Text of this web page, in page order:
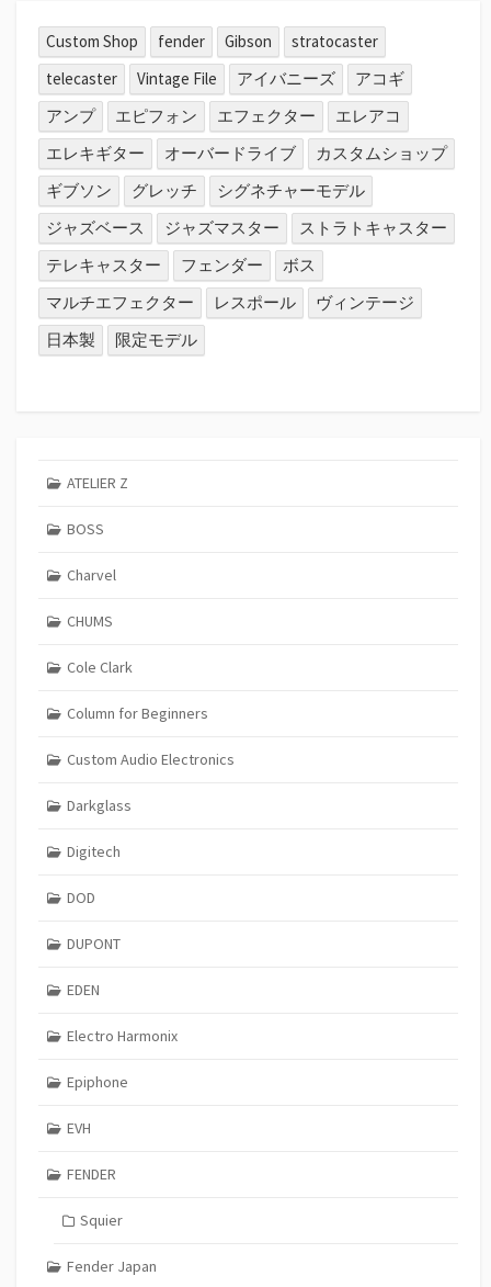
Custom Shop fender Gibson
stratocaster
telecaster
Vintage File アイバニーズ
アコギ
アンプ
エピフォン エフェクター
エレアコ
エレキギター
オーバードライブ
カスタムショップ
ギブソン
グレッチ
シグネチャーモデル
ジャズベース
ジャズマスター
ストラトキャスター
テレキャスター
フェンダー
ボス
マルチエフェクター
レスポール
ヴィンテージ
日本製
限定モデル
ATELIER Z
BOSS
Charvel
CHUMS
Cole Clark
Column for Beginners
Custom Audio Electronics
Darkglass
Digitech
DOD
DUPONT
EDEN
Electro Harmonix
Epiphone
EVH
FENDER
Squier
Fender Japan